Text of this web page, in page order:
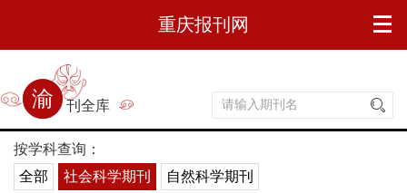
重庆报刊网
渝刊全库
按学科查询：
全部
社会科学期刊 自然科学期刊